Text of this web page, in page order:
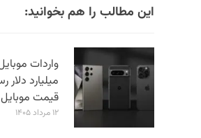
این مطالب را هم بخوانید:
قیمت موبایل
۱۲ مرداد ۱۴۰۵